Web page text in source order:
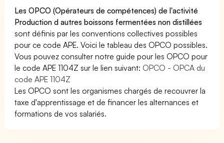
Les OPCO (Opérateurs de compétences) de l'activité
Production d autres boissons fermentées non distillées
sont définis par les conventions collectives possibles
pour ce code APE. Voici le tableau des OPCO possibles.
Vous pouvez consulter notre guide pour les OPCO pour
le code APE 1104Z sur le lien suivant: OPCO - OPCA du
code APE 1104Z
Les OPCO sont les organismes chargés de recouvrer la
taxe d'apprentissage et de financer les alternances et
formations de vos salariés.